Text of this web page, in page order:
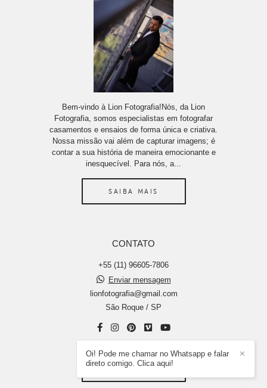
Bem-vindo à Lion Fotografia!Nós, da Lion
Fotografia, somos especialistas em fotografar
casamentos e ensaios de forma única e criativa.
Nossa missão vai além de capturar imagens; é
contar a sua história de maneira emocionante e
inesquecível. Para nós, a...
SAIBA MAIS
CONTATO
+55 (11) 96605-7806
Enviar mensagem
lionfotografia@gmail.com
São Roque / SP
CONTATO
✕
Oi! Pode me chamar no Whatsapp e falar
direto comigo. Clica aqui!